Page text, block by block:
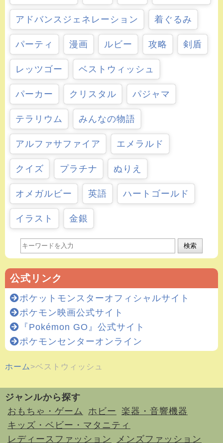
アドバンスジェネレーション 着ぐるみ
パーティ 漫画 ルビー 攻略 剣盾
レッツゴー ベストウィッシュ
パーカー クリスタル パジャマ
テラリウム みんなの物語
アルファサファイア エメラルド
クイズ プラチナ ぬりえ
オメガルビー 英語 ハートゴールド
イラスト 金銀
検索
公式リンク
ポケットモンスターオフィシャルサイト
ポケモン映画公式サイト
『Pokémon GO』公式サイト
ポケモンセンターオンライン
ホーム ベストウィッシュ
ジャンルから探す
おもちゃ・ゲーム
ホビー
楽器・音響機器
キッズ・ベビー・マタニティ
レディースファッション
メンズファッション